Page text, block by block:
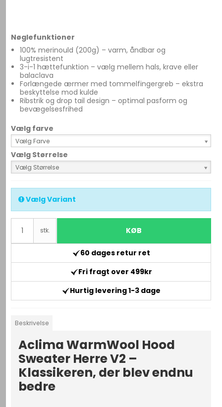
Nøglefunktioner
100% merinould (200g) – varm, åndbar og
lugtresistent
3-i-1 hættefunktion – vælg mellem hals, krave eller
balaclava
Forlængede ærmer med tommelfingergreb – ekstra
beskyttelse mod kulde
Ribstrik og drop tail design – optimal pasform og
bevægelsesfrihed
Vælg farve
Vælg Farve
Vælg Størrelse
Vælg Størrelse
Vælg Variant
stk. KØB
60 dages retur ret
Fri fragt over 499kr
Hurtig levering 1-3 dage
Beskrivelse
Aclima WarmWool Hood
Sweater Herre V2 –
Klassikeren, der blev endnu
bedre